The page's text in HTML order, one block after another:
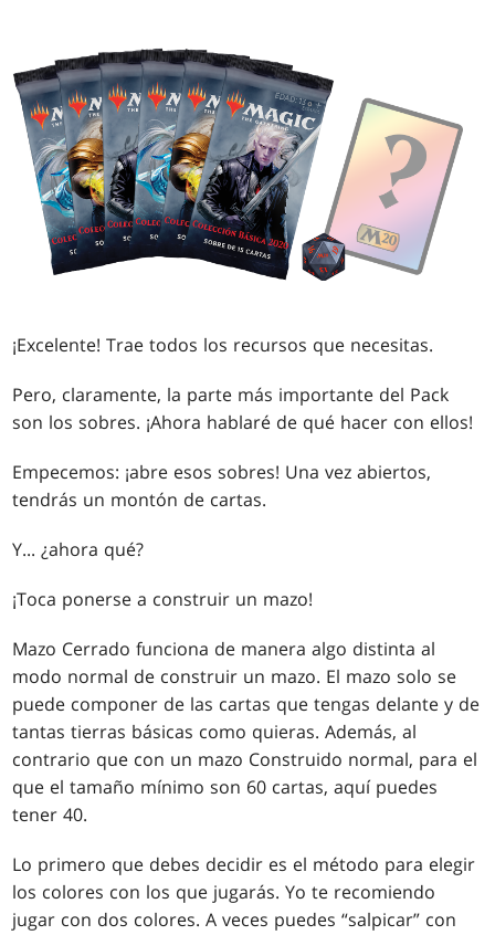
¡Excelente! Trae todos los recursos que necesitas.
Pero, claramente, la parte más importante del Pack
son los sobres. ¡Ahora hablaré de qué hacer con ellos!
Empecemos: ¡abre esos sobres! Una vez abiertos,
tendrás un montón de cartas.
Y... ¿ahora qué?
¡Toca ponerse a construir un mazo!
Mazo Cerrado funciona de manera algo distinta al
modo normal de construir un mazo. El mazo solo se
puede componer de las cartas que tengas delante y de
tantas tierras básicas como quieras. Además, al
contrario que con un mazo Construido normal, para el
que el tamaño mínimo son 60 cartas, aquí puedes
tener 40.
Lo primero que debes decidir es el método para elegir
los colores con los que jugarás. Yo te recomiendo
jugar con dos colores. A veces puedes “salpicar” con